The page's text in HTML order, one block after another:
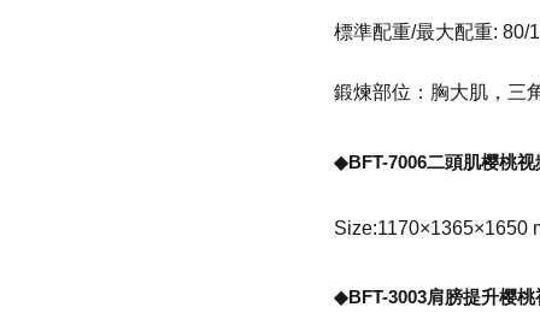
標準配重/最大配重: 80/
鍛煉部位：胸大肌，三
◆BFT-7006二頭肌樱桃视
Size:1170×1365×1650
◆BFT-3003肩膀提升樱